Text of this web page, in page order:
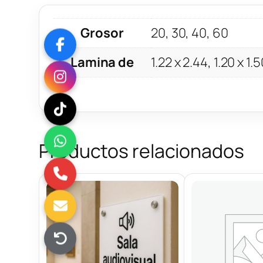
Grosor
20, 30, 40, 60
Lamina de
1.22 x 2.44, 1.20 x
Productos relacionados